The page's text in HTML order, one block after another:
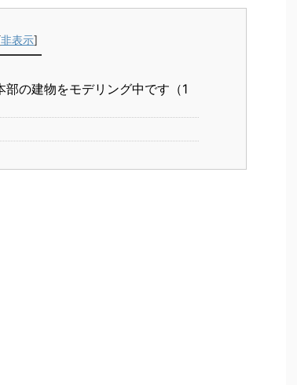
非表示]
の建物をモデリング中です（1